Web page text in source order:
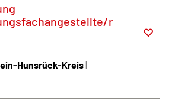
r
Hunsrück-Kreis|